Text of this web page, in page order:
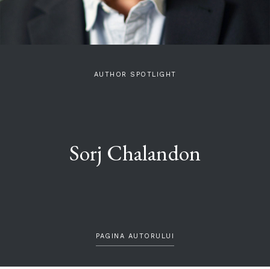
AUTHOR SPOTLIGHT
Sorj Chalandon
PAGINA AUTORULUI